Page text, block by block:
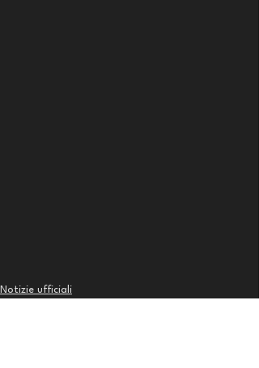
Notizie ufficiali